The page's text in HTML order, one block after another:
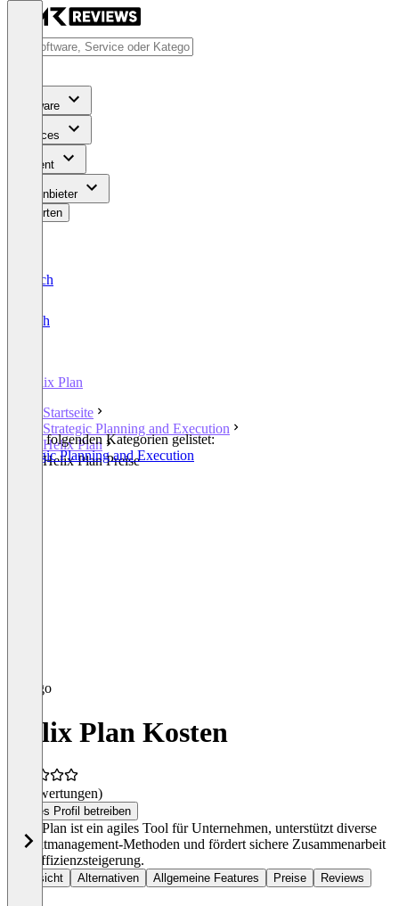
Software
Services
Content
Für Anbieter
Bewerten
Deutsch
English
Helix Plan
Startseite
Strategic Planning and Execution
Helix Plan
Helix Plan Preise
In den folgenden Kategorien gelistet:
Strategic Planning and Execution
Helix Plan Kosten
(0 Bewertungen)
Dieses Profil betreiben
Helix Plan ist ein agiles Tool für Unternehmen, unterstützt diverse
Projektmanagement-Methoden und fördert sichere Zusammenarbeit
und Effizienzsteigerung.
Übersicht Alternativen Allgemeine Features Preise Reviews